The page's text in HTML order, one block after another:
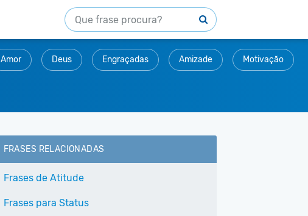
Amor Deus Engraçadas Amizade Motivação
FRASES RELACIONADAS
Frases de Atitude
Frases para Status